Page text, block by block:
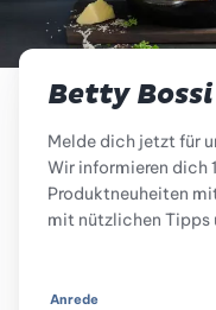
Betty
Melde dich jetzt für
Wir informieren dich
Produktneuheiten
mit nützlichen Tipps
Anrede